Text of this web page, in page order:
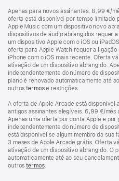
Apenas para novos assinantes. 8,99 €/
oferta está disponível por tempo limitado
Apple Music com um dispositivo novo
dispositivos de áudio abrangidos requer
um dispositivo Apple com o iOS ou
oferta para Apple Watch requer a
iPhone com o iOS mais recente. Oferta
ativação de um dispositivo abrangido.
independentemente do número de
plano é renovado automaticamente até
outrostermose restrições.
A oferta de Apple Arcade está disponível
antigos assinantes elegíveis. 6,99 €/mês
Apenas uma oferta por conta Apple e por
independentemente do número de
está disponível se algum membro da sua
3 meses de Apple Arcade grátis. Oferta
ativação de um dispositivo abrangido. O
automaticamente até ao seu
outrostermos.